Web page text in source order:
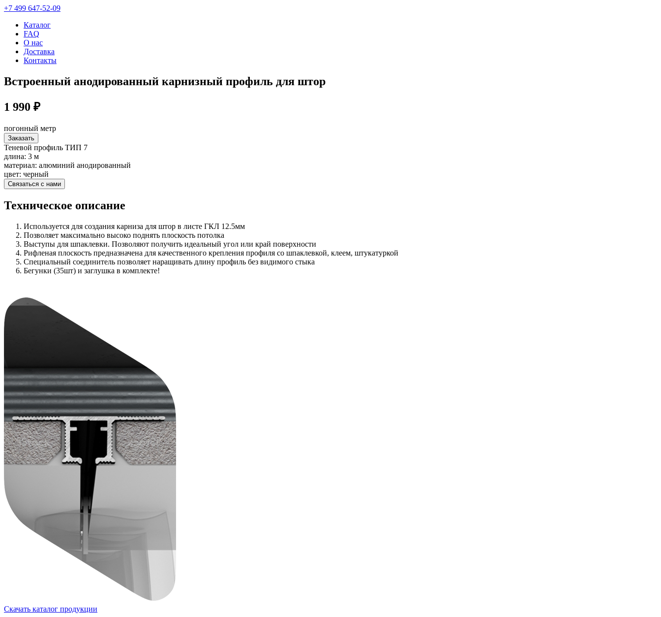
+7 499 647-52-09
Каталог
FAQ
О нас
Доставка
Контакты
Встроенный анодированный карнизный профиль для штор
1 990 ₽
погонный метр
Заказать
Теневой профиль ТИП 7
длина: 3 м
материал: алюминий анодированный
цвет: черный
Связаться с нами
Техническое описание
Используется для создания карниза для штор в листе ГКЛ 12.5мм
Позволяет максимально высоко поднять плоскость потолка
Выступы для шпаклевки. Позволяют получить идеальный угол или край поверхности
Рифленая плоскость предназначена для качественного крепления профиля со шпаклевкой, клеем, штукатуркой
Специальный соединитель позволяет наращивать длину профиль без видимого стыка
Бегунки (35шт) и заглушка в комплекте!
Скачать каталог продукции